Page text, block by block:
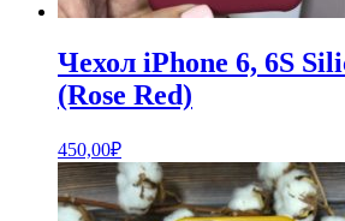
Чехол iPhone 6, 6S
(Rose Red)
450,00₽